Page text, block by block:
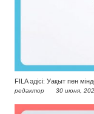
FILA әдісі: Уақыт пен
редактор 30 июня,